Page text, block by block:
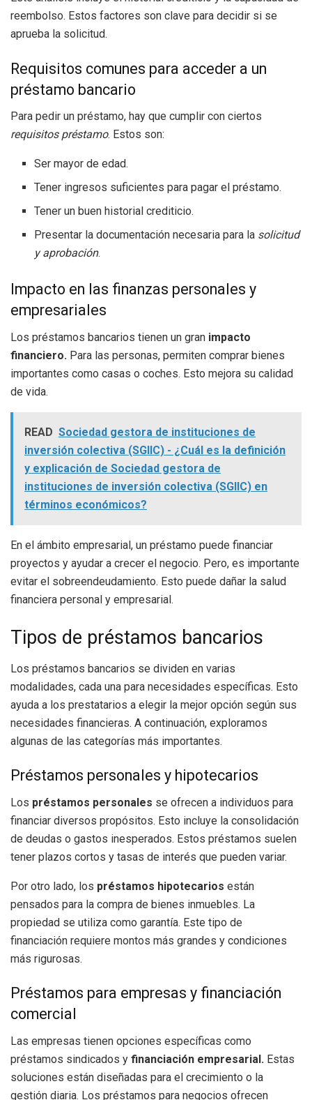
reembolso. Estos factores son clave para decidir si se
aprueba la solicitud.
Requisitos comunes para acceder a un
préstamo bancario
Para pedir un préstamo, hay que cumplir con ciertos
requisitos préstamo. Estos son:
Ser mayor de edad.
Tener ingresos suficientes para pagar el préstamo.
Tener un buen historial crediticio.
Presentar la documentación necesaria para la solicitud
y aprobación.
Impacto en las finanzas personales y
empresariales
Los préstamos bancarios tienen un gran impacto
financiero. Para las personas, permiten comprar bienes
importantes como casas o coches. Esto mejora su calidad
de vida.
READ Sociedad gestora de instituciones de
inversión colectiva (SGIIC) - ¿Cuál es la definición
y explicación de Sociedad gestora de
instituciones de inversión colectiva (SGIIC) en
términos económicos?
En el ámbito empresarial, un préstamo puede financiar
proyectos y ayudar a crecer el negocio. Pero, es importante
evitar el sobreendeudamiento. Esto puede dañar la salud
financiera personal y empresarial.
Tipos de préstamos bancarios
Los préstamos bancarios se dividen en varias
modalidades, cada una para necesidades específicas. Esto
ayuda a los prestatarios a elegir la mejor opción según sus
necesidades financieras. A continuación, exploramos
algunas de las categorías más importantes.
Préstamos personales y hipotecarios
Los préstamos personales se ofrecen a individuos para
financiar diversos propósitos. Esto incluye la consolidación
de deudas o gastos inesperados. Estos préstamos suelen
tener plazos cortos y tasas de interés que pueden variar.
Por otro lado, los préstamos hipotecarios están
pensados para la compra de bienes inmuebles. La
propiedad se utiliza como garantía. Este tipo de
financiación requiere montos más grandes y condiciones
más rigurosas.
Préstamos para empresas y financiación
comercial
Las empresas tienen opciones específicas como
préstamos sindicados y financiación empresarial. Estas
soluciones están diseñadas para el crecimiento o la
gestión diaria. Los préstamos para negocios ofrecen